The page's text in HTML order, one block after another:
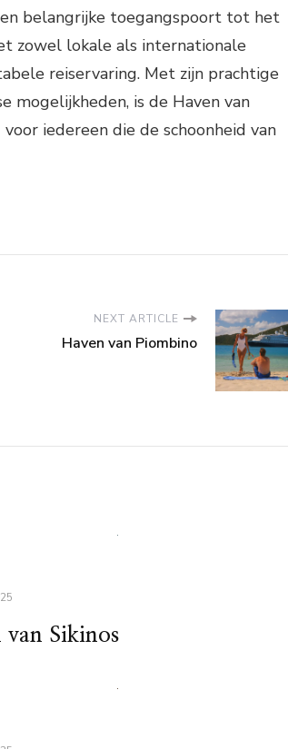
belangrijke toegangspoort tot het
zowel lokale als internationale
reiservaring. Met zijn prachtige
mogelijkheden, is de Haven van
iedereen die de schoonheid van
NEXT ARTICLE
Haven van Piombino
van Sikinos